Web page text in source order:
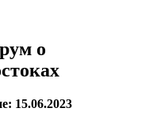
о
15.06.2023